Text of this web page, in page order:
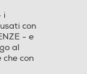
i
con
- e
al
con